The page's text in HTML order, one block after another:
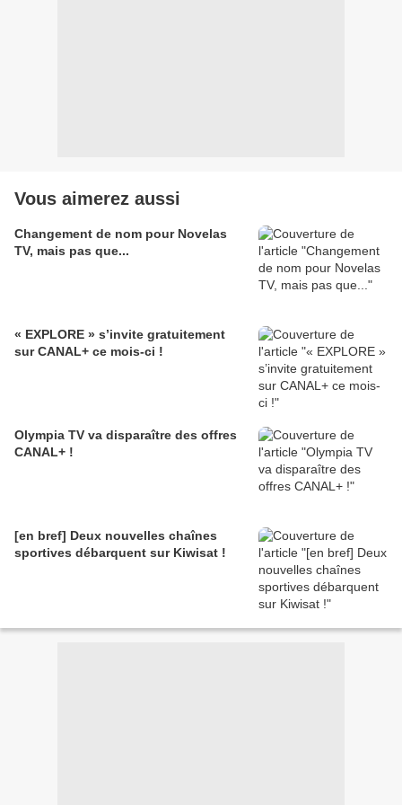
Vous aimerez aussi
Changement de nom pour Novelas
TV, mais pas que...
« EXPLORE » s’invite gratuitement
sur CANAL+ ce mois-ci !
Olympia TV va disparaître des offres
CANAL+ !
[en bref] Deux nouvelles chaînes
sportives débarquent sur Kiwisat !